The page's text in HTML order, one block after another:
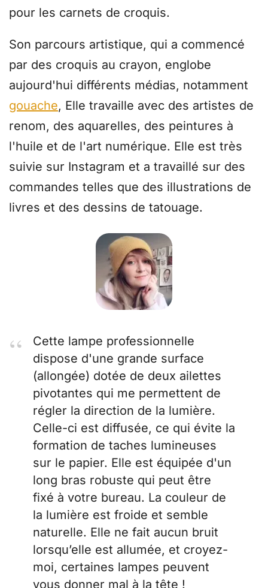
pour les carnets de croquis.
Son parcours artistique, qui a commencé
par des croquis au crayon, englobe
aujourd'hui différents médias, notamment
gouache, Elle travaille avec des artistes de
renom, des aquarelles, des peintures à
l'huile et de l'art numérique. Elle est très
suivie sur Instagram et a travaillé sur des
commandes telles que des illustrations de
livres et des dessins de tatouage.
Cette lampe professionnelle
dispose d'une grande surface
(allongée) dotée de deux ailettes
pivotantes qui me permettent de
régler la direction de la lumière.
Celle-ci est diffusée, ce qui évite la
formation de taches lumineuses
sur le papier. Elle est équipée d'un
long bras robuste qui peut être
fixé à votre bureau. La couleur de
la lumière est froide et semble
naturelle. Elle ne fait aucun bruit
lorsqu’elle est allumée, et croyez-
moi, certaines lampes peuvent
vous donner mal à la tête !